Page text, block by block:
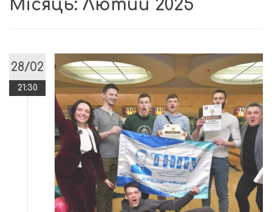
Місяць: Лютий 2025
28/02
21:30